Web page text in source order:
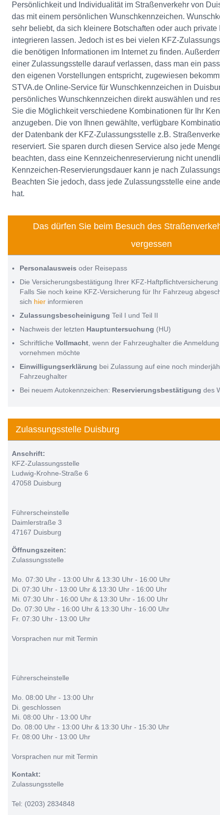
Persönlichkeit und Individualität im Straßenverkehr von
das mit einem persönlichen Wunschkennzeichen.
sehr beliebt, da sich kleinere Botschaften oder auch
integrieren lassen. Jedoch ist es bei vielen KFZ-
die benötigen Informationen im Internet zu finden.
einer Zulassungsstelle darauf verlassen, dass man ein
den eigenen Vorstellungen entspricht, zugewiesen
STVA.de Online-Service für Wunschkennzeichen in
persönliches Wunschkennzeichen direkt auswählen und
Sie die Möglichkeit verschiedene Kombinationen für Ihr
anzugeben. Die von Ihnen gewählte, verfügbare
der Datenbank der KFZ-Zulassungsstelle z.B.
reserviert. Sie sparen durch diesen Service also jede
beachten, dass eine Kennzeichenreservierung nicht
Kennzeichen-Reservierungsdauer kann je nach
Beachten Sie jedoch, dass jede Zulassungsstelle eine
hat.
Das dürfen Sie beim Besuch des
vergessen
Personalausweis oder Reisepass
Die Versicherungsbestätigung Ihrer KFZ-
Falls Sie noch keine KFZ-Versicherung für Ihr Fahrzeug
sich hier informieren
Zulassungsbescheinigung Teil I und Teil II
Nachweis der letzten Hauptuntersuchung (HU)
Schriftliche Vollmacht , wenn der Fahrzeughalter die
vornehmen möchte
Einwilligungserklärung bei Zulassung auf eine noch
Fahrzeughalter
Bei neuem Autokennzeichen: Reservierungsbestätigung des
Zulassungsstelle Duisburg
Anschrift:
KFZ-Zulassungsstelle
Ludwig-Krohne-Straße 6
47058 Duisburg
Führerscheinstelle
Daimlerstraße 3
47167 Duisburg
Öffnungszeiten:
Zulassungsstelle
Mo. 07:30 Uhr - 13:00 Uhr & 13:30 Uhr - 16:00 Uhr
Di. 07:30 Uhr - 13:00 Uhr & 13:30 Uhr - 16:00 Uhr
Mi. 07:30 Uhr - 16:00 Uhr & 13:30 Uhr - 16:00 Uhr
Do. 07:30 Uhr - 16:00 Uhr & 13:30 Uhr - 16:00 Uhr
Fr. 07:30 Uhr - 13:00 Uhr
Vorsprachen nur mit Termin
Führerscheinstelle
Mo. 08:00 Uhr - 13:00 Uhr
Di. geschlossen
Mi. 08:00 Uhr - 13:00 Uhr
Do. 08:00 Uhr - 13:00 Uhr & 13:30 Uhr - 15:30 Uhr
Fr. 08:00 Uhr - 13:00 Uhr
Vorsprachen nur mit Termin
Kontakt:
Zulassungsstelle
Tel: (0203) 2834848